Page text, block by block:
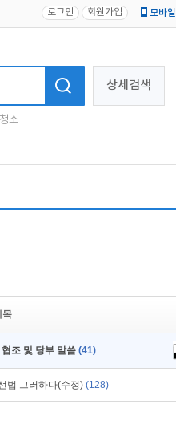
로그인 회원가입 모바일
상세검색
청소
목
조 및 당부 말씀 (41)
법 그러하다(수정) (128)